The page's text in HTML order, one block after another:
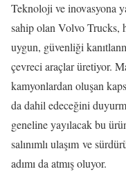
Teknoloji ve inovasyona
sahip olan Volvo Trucks,
uygun, güvenliği
çevreci araçlar üretiyor.
kamyonlardan oluşan
da dahil edeceğini
geneline yayılacak bu
salınımlı ulaşım ve
adımı da atmış oluyor.